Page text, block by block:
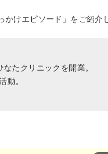
けエピソード」をご紹介
たクリニックを開業。
動。